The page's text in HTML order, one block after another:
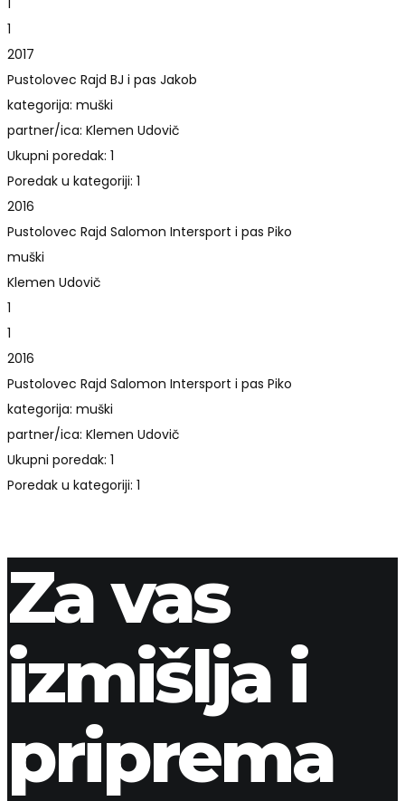
1
2017
Pustolovec Rajd BJ i pas Jakob
kategorija: muški
partner/ica: Klemen Udovič
Ukupni poredak: 1
Poredak u kategoriji: 1
2016
Pustolovec Rajd Salomon Intersport i pas Piko
muški
Klemen Udovič
1
1
2016
Pustolovec Rajd Salomon Intersport i pas Piko
kategorija: muški
partner/ica: Klemen Udovič
Ukupni poredak: 1
Poredak u kategoriji: 1
Za vas
izmišlja i
priprema